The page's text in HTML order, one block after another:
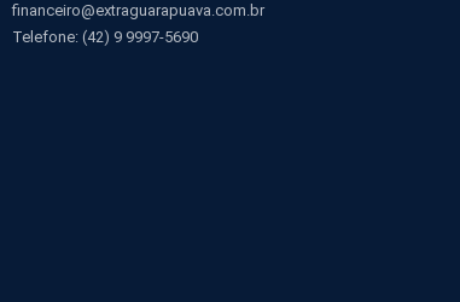
financeiro@extraguarapuava.com.br
Telefone: (42) 9 9997-5690